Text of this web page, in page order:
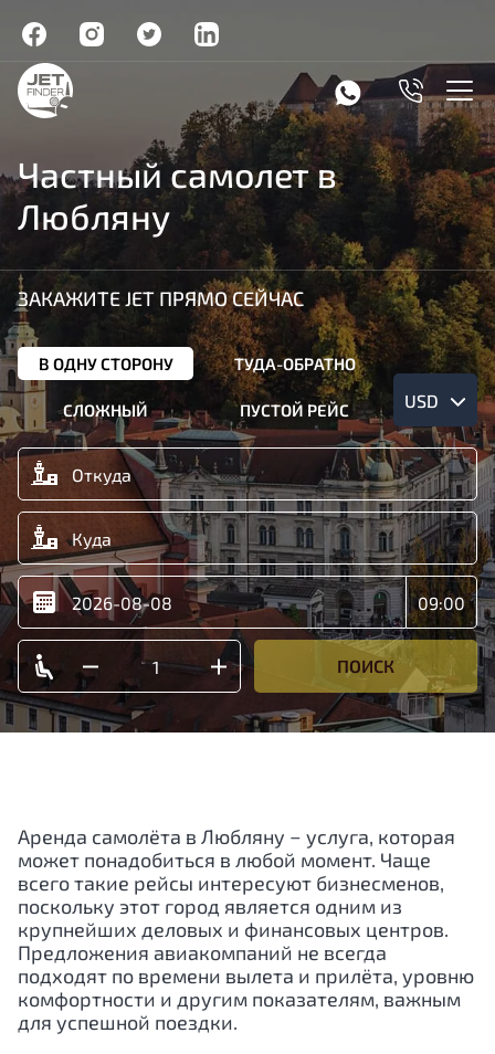
Частный самолет в
Любляну
ЗАКАЖИТЕ JET ПРЯМО СЕЙЧАС
В ОДНУ СТОРОНУ ТУДА-ОБРАТНО
СЛОЖНЫЙ ПУСТОЙ РЕЙС USD
ПОИСК
Аренда самолёта в Любляну − услуга, которая
может понадобиться в любой момент. Чаще
всего такие рейсы интересуют бизнесменов,
поскольку этот город является одним из
крупнейших деловых и финансовых центров.
Предложения авиакомпаний не всегда
подходят по времени вылета и прилёта, уровню
комфортности и другим показателям, важным
для успешной поездки.